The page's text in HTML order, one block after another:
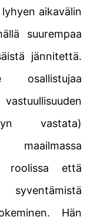
aikavälin
suurempaa
jännitettä.
osallistujaa
vastata)
roolissa että
Hän